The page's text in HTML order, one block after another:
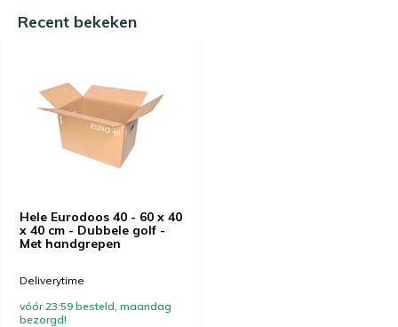
Recent bekeken
Hele Eurodoos 40 - 60 x 40
x 40 cm - Dubbele golf -
Met handgrepen
Deliverytime
vóór 23:59 besteld, maandag
bezorgd!